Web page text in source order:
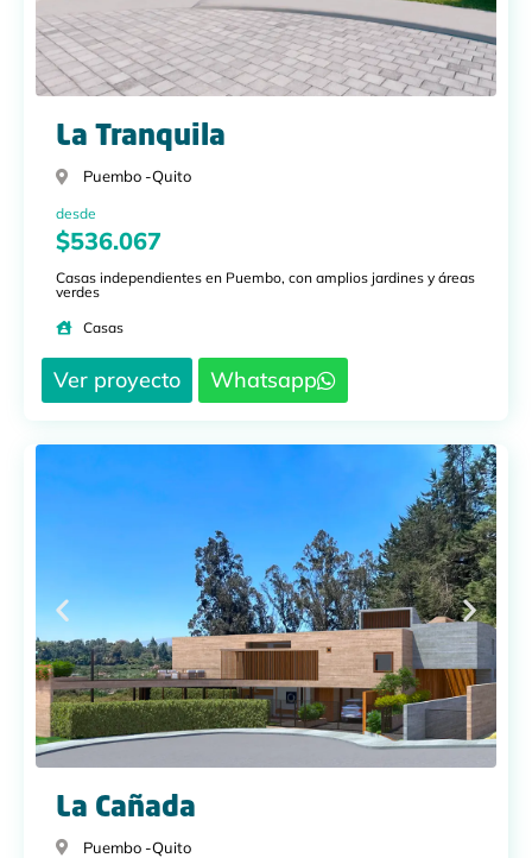
La Tranquila
Puembo -Quito
desde
$536.067
Casas independientes en Puembo, con amplios jardines y áreas
verdes
Casas
Ver proyecto Whatsapp
La Cañada
Puembo -Quito